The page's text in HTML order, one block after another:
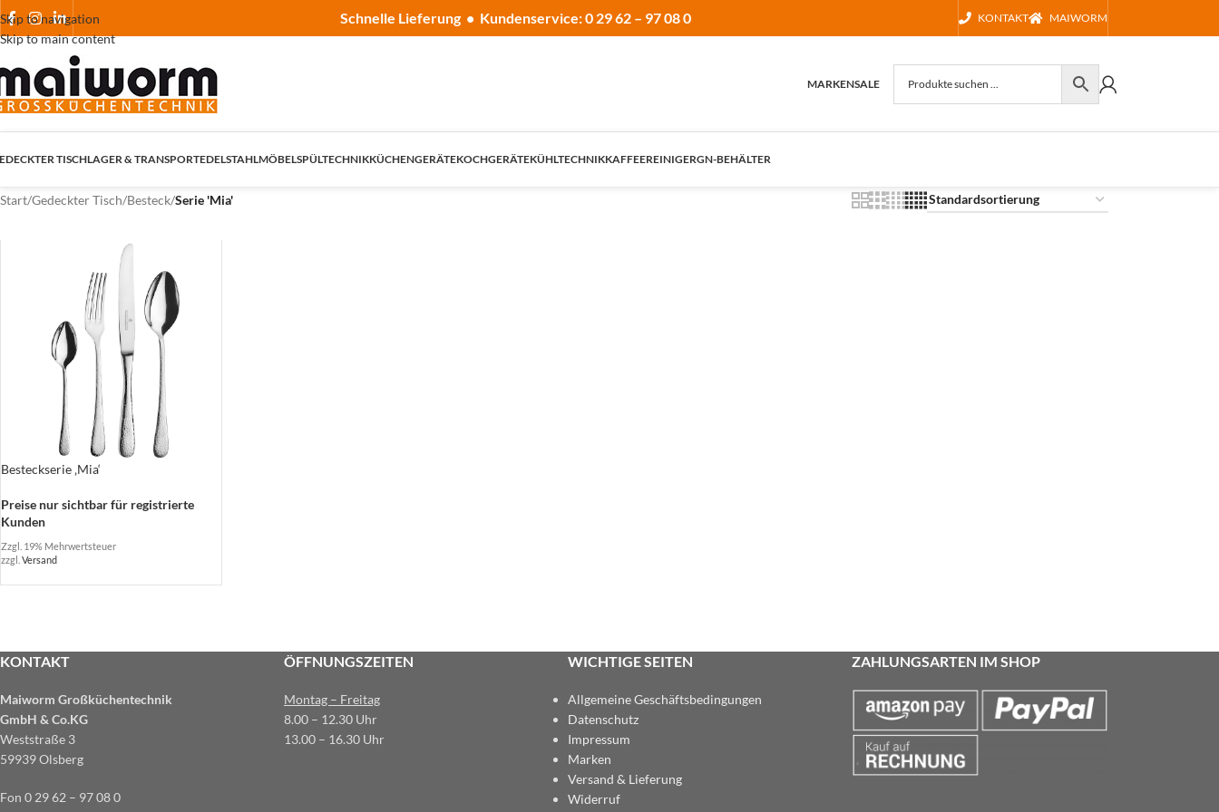
Skip to navigation
Skip to main content
Schnelle Lieferung • Kundenservice: 0 29 62 – 97 08 0 KONTAKT MAIWORM
MARKENSALE
TISCHLAGER & TRANSPORTEDELSTAHLMÖBELSPÜLTECHNIKKÜCHENGERÄTEKOCHGERÄTEKÜHLTECHNIKKAFFEEREINIGERGN-BEHÄLTER
Start/Gedeckter Tisch/Besteck/Serie 'Mia'
Besteckserie ‚Mia‘
Preise nur sichtbar für registrierte
Kunden
Zzgl. 19% Mehrwertsteuer
zzgl. Versand
KONTAKT
Maiworm Großküchentechnik
GmbH & Co.KG
Weststraße 3
59939 Olsberg
Fon 0 29 62 – 97 08 0
ÖFFNUNGSZEITEN
Montag – Freitag
8.00 – 12.30 Uhr
13.00 – 16.30 Uhr
WICHTIGE SEITEN
Allgemeine Geschäftsbedingungen
Datenschutz
Impressum
Marken
Versand & Lieferung
Widerruf
ZAHLUNGSARTEN IM SHOP